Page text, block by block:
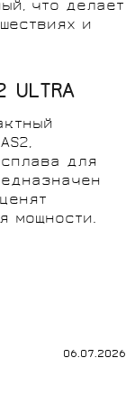
, что делает
ULTRA
,
сплава для
мощности.
06.07.2026